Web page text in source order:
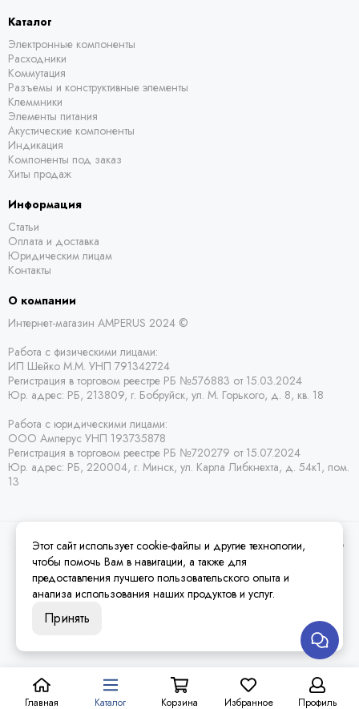
Каталог
Электронные компоненты
Расходники
Коммутация
Разъемы и конструктивные элементы
Клеммники
Элементы питания
Акустические компоненты
Индикация
Компоненты под заказ
Хиты продаж
Информация
Статьи
Оплата и доставка
Юридическим лицам
Контакты
О компании
Интернет-магазин AMPERUS 2024 ©
Работа с физическими лицами:
ИП Шейко М.М. УНП 791342724
Регистрация в торговом реестре РБ №576883 от 15.03.2024
Юр. адрес: РБ, 213809, г. Бобруйск, ул. М. Горького, д. 8, кв. 18
Работа с юридическими лицами:
ООО Амперус УНП 193735878
Регистрация в торговом реестре РБ №720279 от 15.07.2024
Юр. адрес: РБ, 220004, г. Минск, ул. Карла Либкнехта, д. 54к1, пом.
13
2026 © Amperus Радиодетали Минск | купить в розницу, оптом и почтой по
Беларуси.Карта сайта
Главная Каталог Корзина Избранное Профиль
Этот сайт использует cookie-файлы и другие технологии,
чтобы помочь Вам в навигации, а также для
предоставления лучшего пользовательского опыта и
анализа использования наших продуктов и услуг.
Принять